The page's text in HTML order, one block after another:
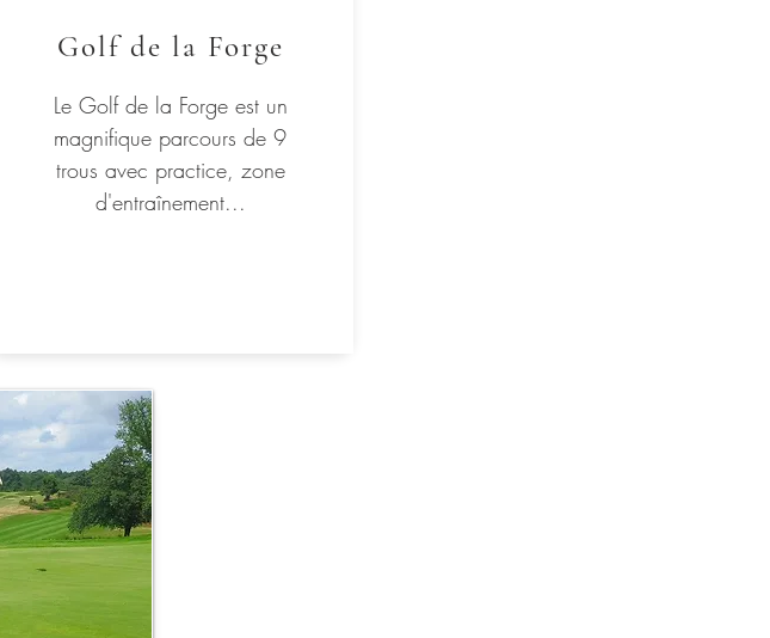
Golf de la Forge
Le Golf de la Forge est un
magnifique parcours de 9
trous avec practice, zone
d'entraînement...